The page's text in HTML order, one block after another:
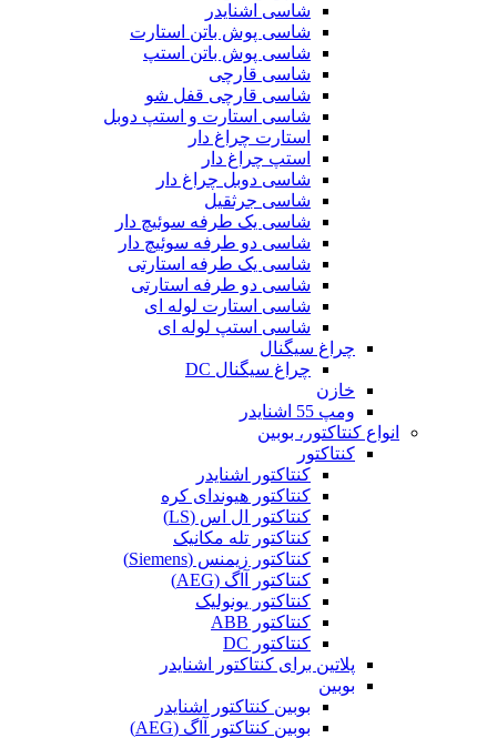
شاسی اشنایدر
شاسی پوش باتن استارت
شاسی پوش باتن استپ
شاسی قارچی
شاسی قارچی قفل شو
شاسی استارت و استپ دوبل
استارت چراغ دار
استپ چراغ دار
شاسی دوبل چراغ دار
شاسی جرثقیل
شاسی یک طرفه سوئیچ دار
شاسی دو طرفه سوئیچ دار
شاسی یک طرفه استارتی
شاسی دو طرفه استارتی
شاسی استارت لوله ای
شاسی استپ لوله ای
چراغ سیگنال
چراغ سیگنال DC
خازن
ومپ 55 اشنایدر
انواع کنتاکتور، بوبین
کنتاکتور
کنتاکتور اشنایدر
کنتاکتور هیوندای کره
کنتاکتور ال اس (LS)
کنتاکتور تله مکانیک
کنتاکتور زیمنس (Siemens)
کنتاکتور آاگ (AEG)
کنتاکتور یونولیک
کنتاکتور ABB
کنتاکتور DC
پلاتین برای کنتاکتور اشنایدر
بوبین
بوبین کنتاکتور اشنایدر
بوبین کنتاکتور آاگ (AEG)